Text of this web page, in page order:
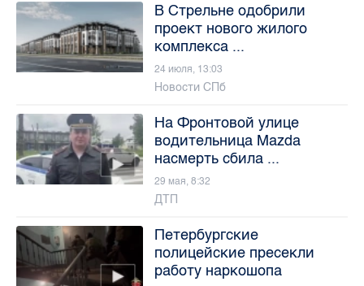
В Стрельне одобрили
проект нового жилого
комплекса ...
24 июля, 13:03
Новости СПб
На Фронтовой улице
водительница Mazda
насмерть сбила ...
29 мая, 8:32
ДТП
Петербургские
полицейские пресекли
работу наркошопа